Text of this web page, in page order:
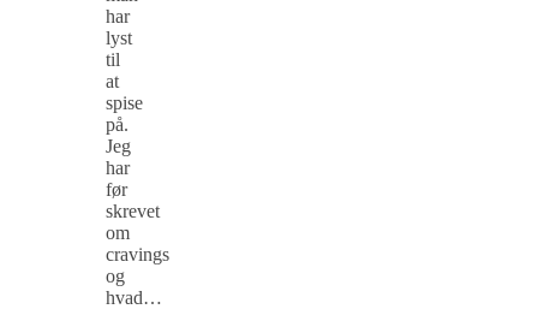
har
lyst
til
at
spise
på.
Jeg
har
før
skrevet
om
cravings
og
hvad…